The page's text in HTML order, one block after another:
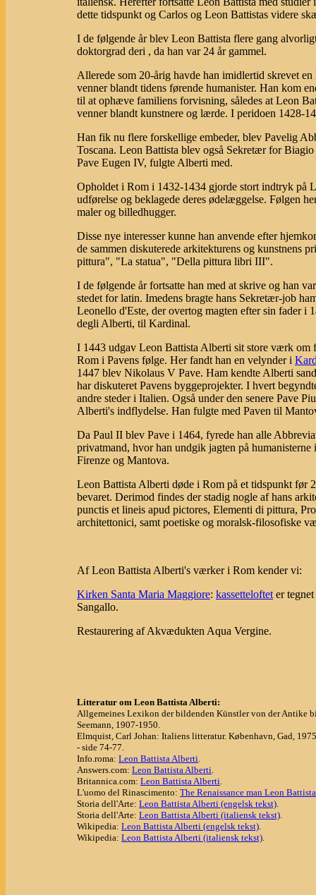
dette tidspunkt og Carlos og Leon Battistas videre
I de følgende år blev Leon Battista flere gang
doktorgrad deri , da han var 24 år gammel.
Allerede som 20-årig havde han imidlertid skrevet
venner blandt tidens førende humanister. Han kom
til at ophæve familiens forvisning, således at Leon
venner blandt kunstnere og lærde. I peridoen 1428-
Han fik nu flere forskellige embeder, blev Pavelig
Toscana. Leon Battista blev også Sekretær for
Pave Eugen IV, fulgte Alberti med.
Opholdet i Rom i 1432-1434 gjorde stort indtryk på
udførelse og beklagede deres ødelæggelse. Følgen
maler og billedhugger.
Disse nye interesser kunne han anvende efter
de sammen diskuterede arkitekturens og kunstnens
pittura", "La statua", "Della pittura libri III".
I de følgende år fortsatte han med at skrive og han
stedet for latin. Imedens bragte hans Sekretær-job
Leonello d'Este, der overtog magten efter sin fader
degli Alberti, til Kardinal.
I 1443 udgav Leon Battista Alberti sit store værk
Rom i Pavens følge. Her fandt han en velynder i
1447 blev Nikolaus V Pave. Ham kendte Alberti
har diskuteret Pavens byggeprojekter. I hvert
andre steder i Italien. Også under den senere Pave
Alberti's indflydelse. Han fulgte med Paven til
Da Paul II blev Pave i 1464, fyrede han alle
privatmand, hvor han undgik jagten på
Firenze og Mantova.
Leon Battista Alberti døde i Rom på et tidspunkt før
bevaret. Derimod findes der stadig nogle af hans
punctis et lineis apud pictores, Elementi di pittura,
architettonici, samt poetiske og moralsk-filosofiske
Af Leon Battista Alberti's værker i Rom kender vi:
Kirken Santa Maria Maggiore: kassetteloftet er
Sangallo.
Restaurering af Akvædukten Aqua Vergine.
Litteratur om Leon Battista Alberti:
Allgemeines Lexikon der bildenden Künstler von der Antike
Seemann, 1907-1950.
Elmquist, Carl Johan: Italiens litteratur. København, Gad,
- side 74-77.
Info.roma: Leon Battista Alberti.
Answers.com: Leon Battista Alberti.
Britannica.com: Leon Battista Alberti.
L'uomo del Rinascimento: The Renaissance man Leon
Storia dell'Arte: Leon Battista Alberti (engelsk tekst).
Storia dell'Arte: Leon Battista Alberti (italiensk tekst).
Wikipedia: Leon Battista Alberti (engelsk tekst).
Wikipedia: Leon Battista Alberti (italiensk tekst).